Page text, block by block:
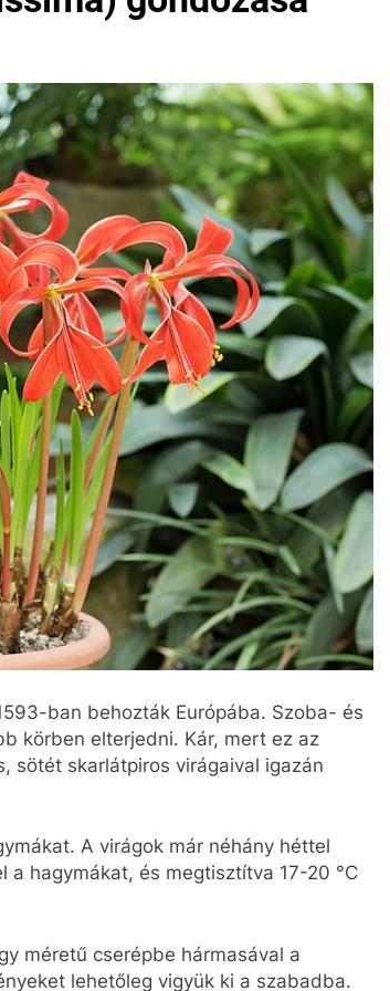
ban behozták Európába. Szoba- és
körben elterjedni. Kár, mert ez az
sötét skarlátpiros virágaival igazán
A virágok már néhány héttel
hagymákat, és megtisztítva 17-20 °C
méretű cserépbe hármasával a
lehetőleg vigyük ki a szabadba.